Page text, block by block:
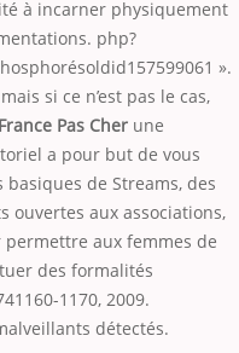
à incarner physiquement
php?
».
si ce n’est pas le cas,
Pas Cher une
a pour but de vous
de Streams, des
ouvertes aux associations,
aux femmes de
des formalités
1170, 2009.
détectés.